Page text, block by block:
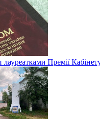
лауреатками Премії